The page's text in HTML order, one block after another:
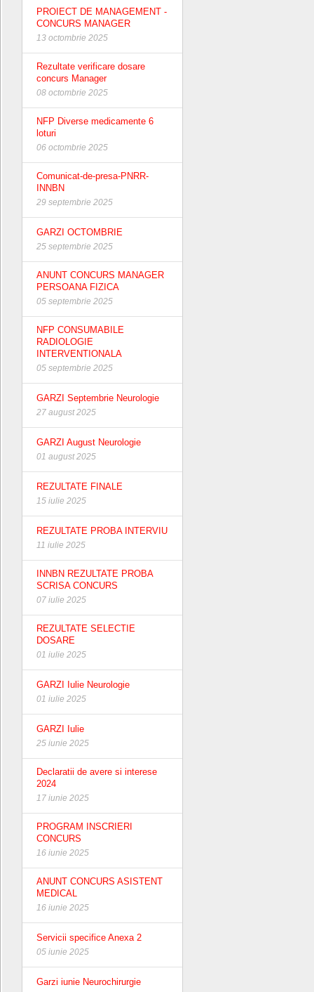
PROIECT DE MANAGEMENT -
CONCURS MANAGER
13 octombrie 2025
Rezultate verificare dosare
concurs Manager
08 octombrie 2025
NFP Diverse medicamente 6
loturi
06 octombrie 2025
Comunicat-de-presa-PNRR-
INNBN
29 septembrie 2025
GARZI OCTOMBRIE
25 septembrie 2025
ANUNT CONCURS MANAGER
PERSOANA FIZICA
05 septembrie 2025
NFP CONSUMABILE
RADIOLOGIE
INTERVENTIONALA
05 septembrie 2025
GARZI Septembrie Neurologie
27 august 2025
GARZI August Neurologie
01 august 2025
REZULTATE FINALE
15 iulie 2025
REZULTATE PROBA INTERVIU
11 iulie 2025
INNBN REZULTATE PROBA
SCRISA CONCURS
07 iulie 2025
REZULTATE SELECTIE
DOSARE
01 iulie 2025
GARZI Iulie Neurologie
01 iulie 2025
GARZI Iulie
25 iunie 2025
Declaratii de avere si interese
2024
17 iunie 2025
PROGRAM INSCRIERI
CONCURS
16 iunie 2025
ANUNT CONCURS ASISTENT
MEDICAL
16 iunie 2025
Servicii specifice Anexa 2
05 iunie 2025
Garzi iunie Neurochirurgie